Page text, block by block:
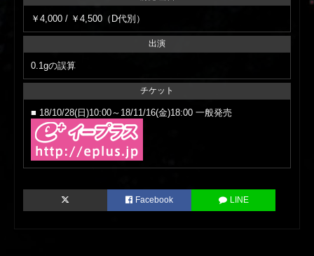
￥4,000 / ￥4,500（D代別）
出演
0.1gの誤算
チケット
■ 18/10/28(日)10:00～18/11/16(金)18:00 一般発売
Facebook LINE